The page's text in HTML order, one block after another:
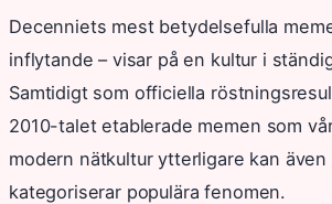
Decenniets mest betydelsefulla
inflytande – visar på en kultur i
Samtidigt som officiella
2010-talet etablerade memen som
modern nätkultur ytterligare kan även
kategoriserar populära fenomen.